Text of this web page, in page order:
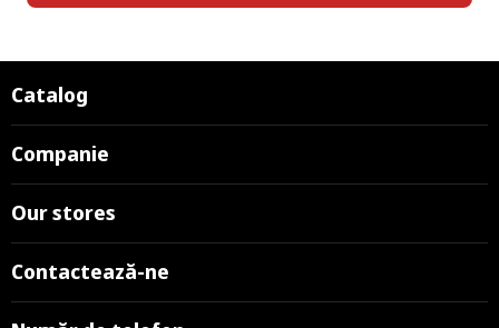
Catalog
Companie
Our stores
Contactează-ne